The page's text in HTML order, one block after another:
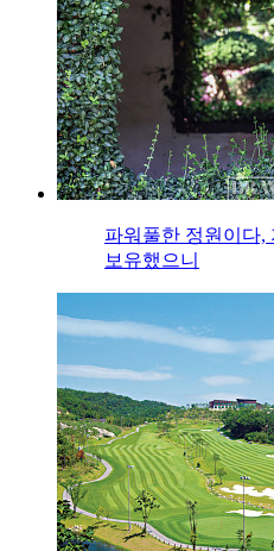
파워풀한 정원이다,
보유했으니